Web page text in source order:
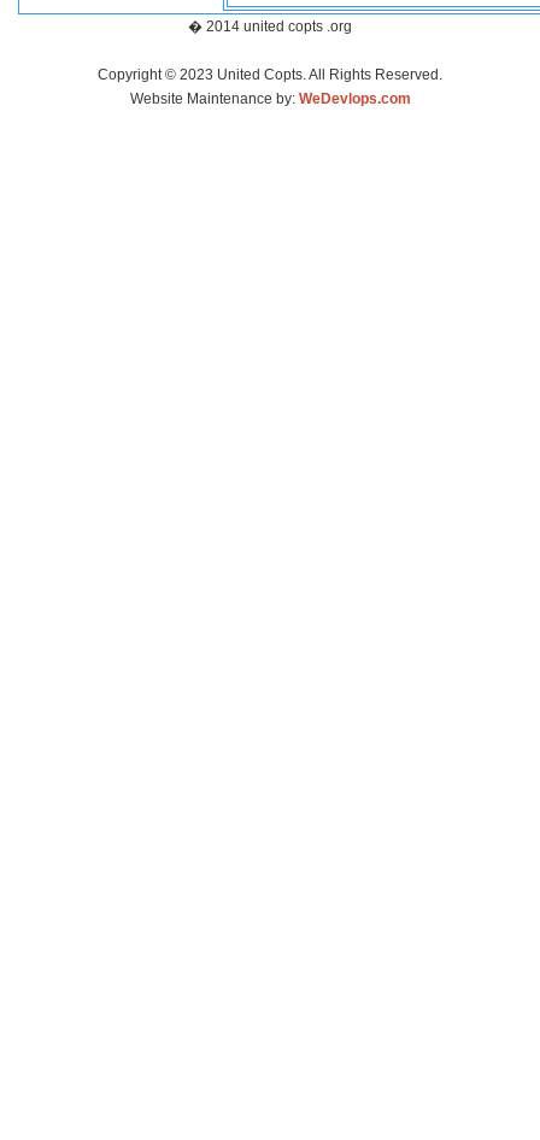
� 2014 united copts .org
Copyright © 2023 United Copts. All Rights Reserved.
Website Maintenance by: WeDevlops.com